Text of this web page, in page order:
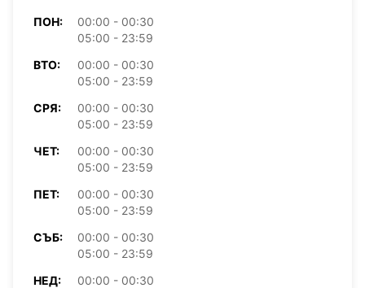
ПОН:
00:00 - 00:30
05:00 - 23:59
ВТО:
00:00 - 00:30
05:00 - 23:59
СРЯ:
00:00 - 00:30
05:00 - 23:59
ЧЕТ:
00:00 - 00:30
05:00 - 23:59
ПЕТ:
00:00 - 00:30
05:00 - 23:59
СЪБ:
00:00 - 00:30
05:00 - 23:59
НЕД:
00:00 - 00:30